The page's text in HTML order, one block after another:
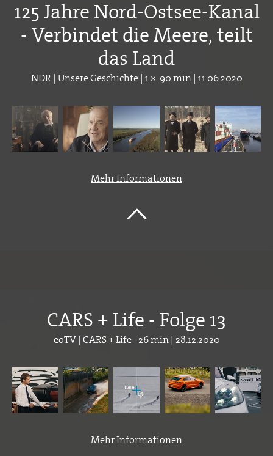
125 Jahre Nord-Ostsee-Kanal
- Verbindet die Meere, teilt
das Land
NDR | Unsere Geschichte | 1 × 90 min | 11.06.2020
Mehr Informationen
CARS + Life - Folge 13
eoTV | CARS + Life - 26 min | 28.12.2020
Mehr Informationen